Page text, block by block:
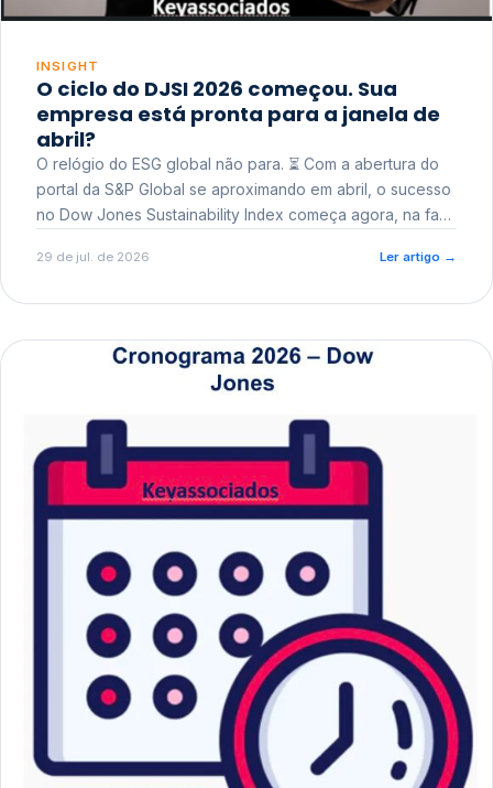
INSIGHT
O ciclo do DJSI 2026 começou. Sua
empresa está pronta para a janela de
abril?
O relógio do ESG global não para. ⏳ Com a abertura do
portal da S&P Global se aproximando em abril, o sucesso
no Dow Jones Sustainability Index começa agora, na fase
29 de jul. de 2026 Ler artigo →